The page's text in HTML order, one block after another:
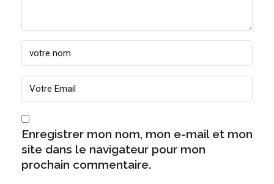
Enregistrer mon nom, mon e-mail et mon
site dans le navigateur pour mon
prochain commentaire.